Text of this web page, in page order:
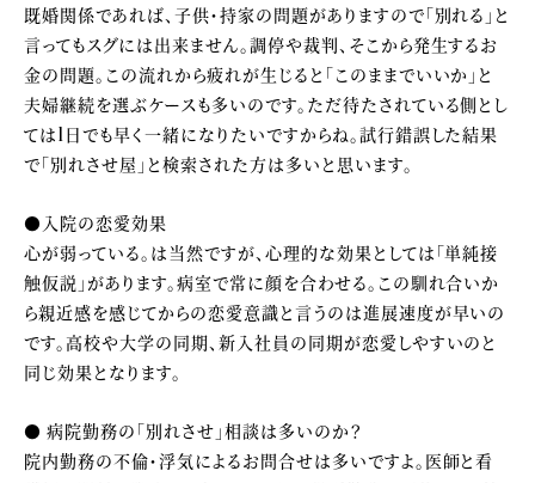
既婚関係であれば、子供・持家の問題がありますので「別れる」と
言ってもスグには出来ません。調停や裁判、そこから発生するお
金の問題。この流れから疲れが生じると「このままでいいか」と
夫婦継続を選ぶケースも多いのです。ただ待たされている側とし
ては1日でも早く一緒になりたいですからね。試行錯誤した結果
で「別れさせ屋」と検索された方は多いと思います。
●入院の恋愛効果
心が弱っている。は当然ですが、心理的な効果としては「単純接
触仮説」があります。病室で常に顔を合わせる。この馴れ合いか
ら親近感を感じてからの恋愛意識と言うのは進展速度が早いの
です。高校や大学の同期、新入社員の同期が恋愛しやすいのと
同じ効果となります。
● 病院勤務の「別れさせ」相談は多いのか？
院内勤務の不倫・浮気によるお問合せは多いですよ。医師と看